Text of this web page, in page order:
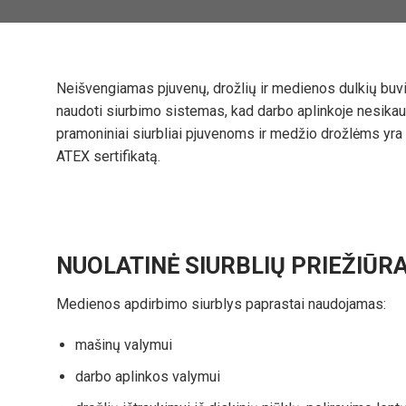
Neišvengiamas pjuvenų, drožlių ir medienos dulkių
naudoti siurbimo sistemas, kad darbo aplinkoje
pramoniniai siurbliai pjuvenoms ir medžio drožlėms
ATEX sertifikatą.
NUOLATINĖ SIURBLIŲ
Medienos apdirbimo siurblys paprastai naudojamas:
mašinų valymui
darbo aplinkos valymui